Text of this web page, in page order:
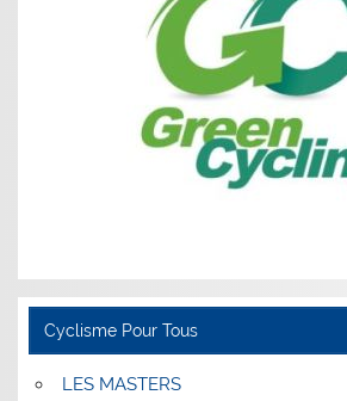
Cyclisme Pour Tous
LES MASTERS